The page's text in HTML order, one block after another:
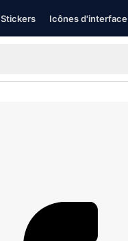
Stickers Icônes d'interface